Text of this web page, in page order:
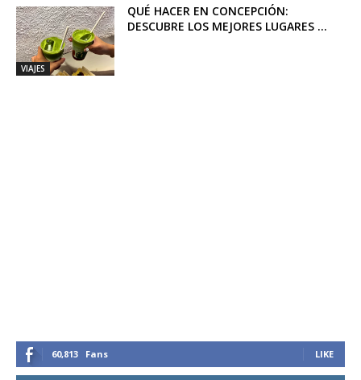
VIAJES
QUÉ HACER EN CONCEPCIÓN:
DESCUBRE LOS MEJORES LUGARES ...
60,813 Fans LIKE